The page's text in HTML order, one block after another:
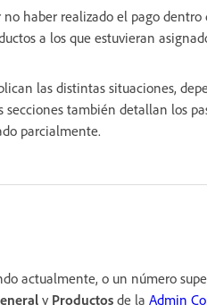
haber realizado el pago dentro
a los que estuvieran
las distintas situaciones,
también detallan los
parcialmente.
actualmente, o un número
y Productos de la Admin